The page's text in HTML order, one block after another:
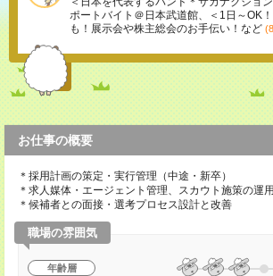
ポートバイト＠日本武道館、＜1日～OK
も！展示会や株主総会のお手伝い！など
お仕事の概要
＊採用計画の策定・実行管理（中途・新卒）
＊求人媒体・エージェント管理、スカウト施策の運用
＊候補者との面接・選考プロセス設計と改善
職場の雰囲気
年齢層